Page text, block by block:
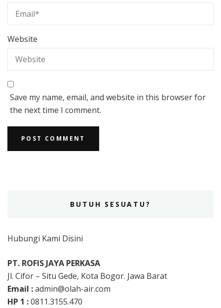
Website
Save my name, email, and website in this browser for
the next time I comment.
BUTUH SESUATU?
Hubungi Kami Disini
PT. ROFIS JAYA PERKASA
Jl. Cifor – Situ Gede, Kota Bogor. Jawa Barat
Email :admin@olah-air.com
HP 1 :0811.3155.470